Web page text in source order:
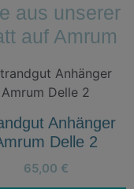
aus unserer
auf Amrum
Anhänger
Delle 2
65,00 €